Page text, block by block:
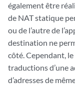
également être
de NAT statique
ou de l’autre de
destination ne
côté. Cependant,
traductions d’une
d’adresses de